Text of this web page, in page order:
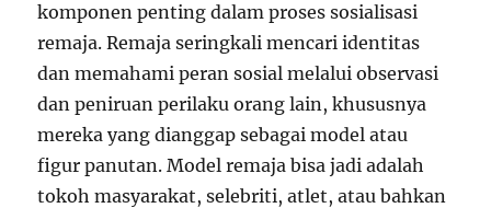
komponen penting dalam proses sosialisasi
remaja. Remaja seringkali mencari identitas
dan memahami peran sosial melalui observasi
dan peniruan perilaku orang lain, khususnya
mereka yang dianggap sebagai model atau
figur panutan. Model remaja bisa jadi adalah
tokoh masyarakat, selebriti, atlet, atau bahkan